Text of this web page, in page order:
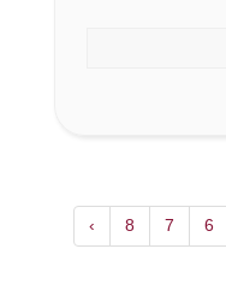
6
7
8
›